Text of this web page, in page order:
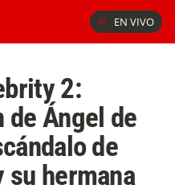
EN VIVO
2:
de Ángel de
de
su hermana